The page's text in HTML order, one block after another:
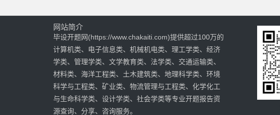
网站简介
毕设开题网(https://www.chakaiti.com)提供超过100万的
计算机类、电子信息类、机械机电类、理工学类、经济
学类、管理学类、文学教育类、法学类、交通运输类、
材料类、海洋工程类、土木建筑类、地理科学类、环境
科学与工程类、矿业类、物流管理与工程类、化学化工
与生命科学类、设计学类、社会学类等专业开题报告资
源查询、分享、咨询服务。